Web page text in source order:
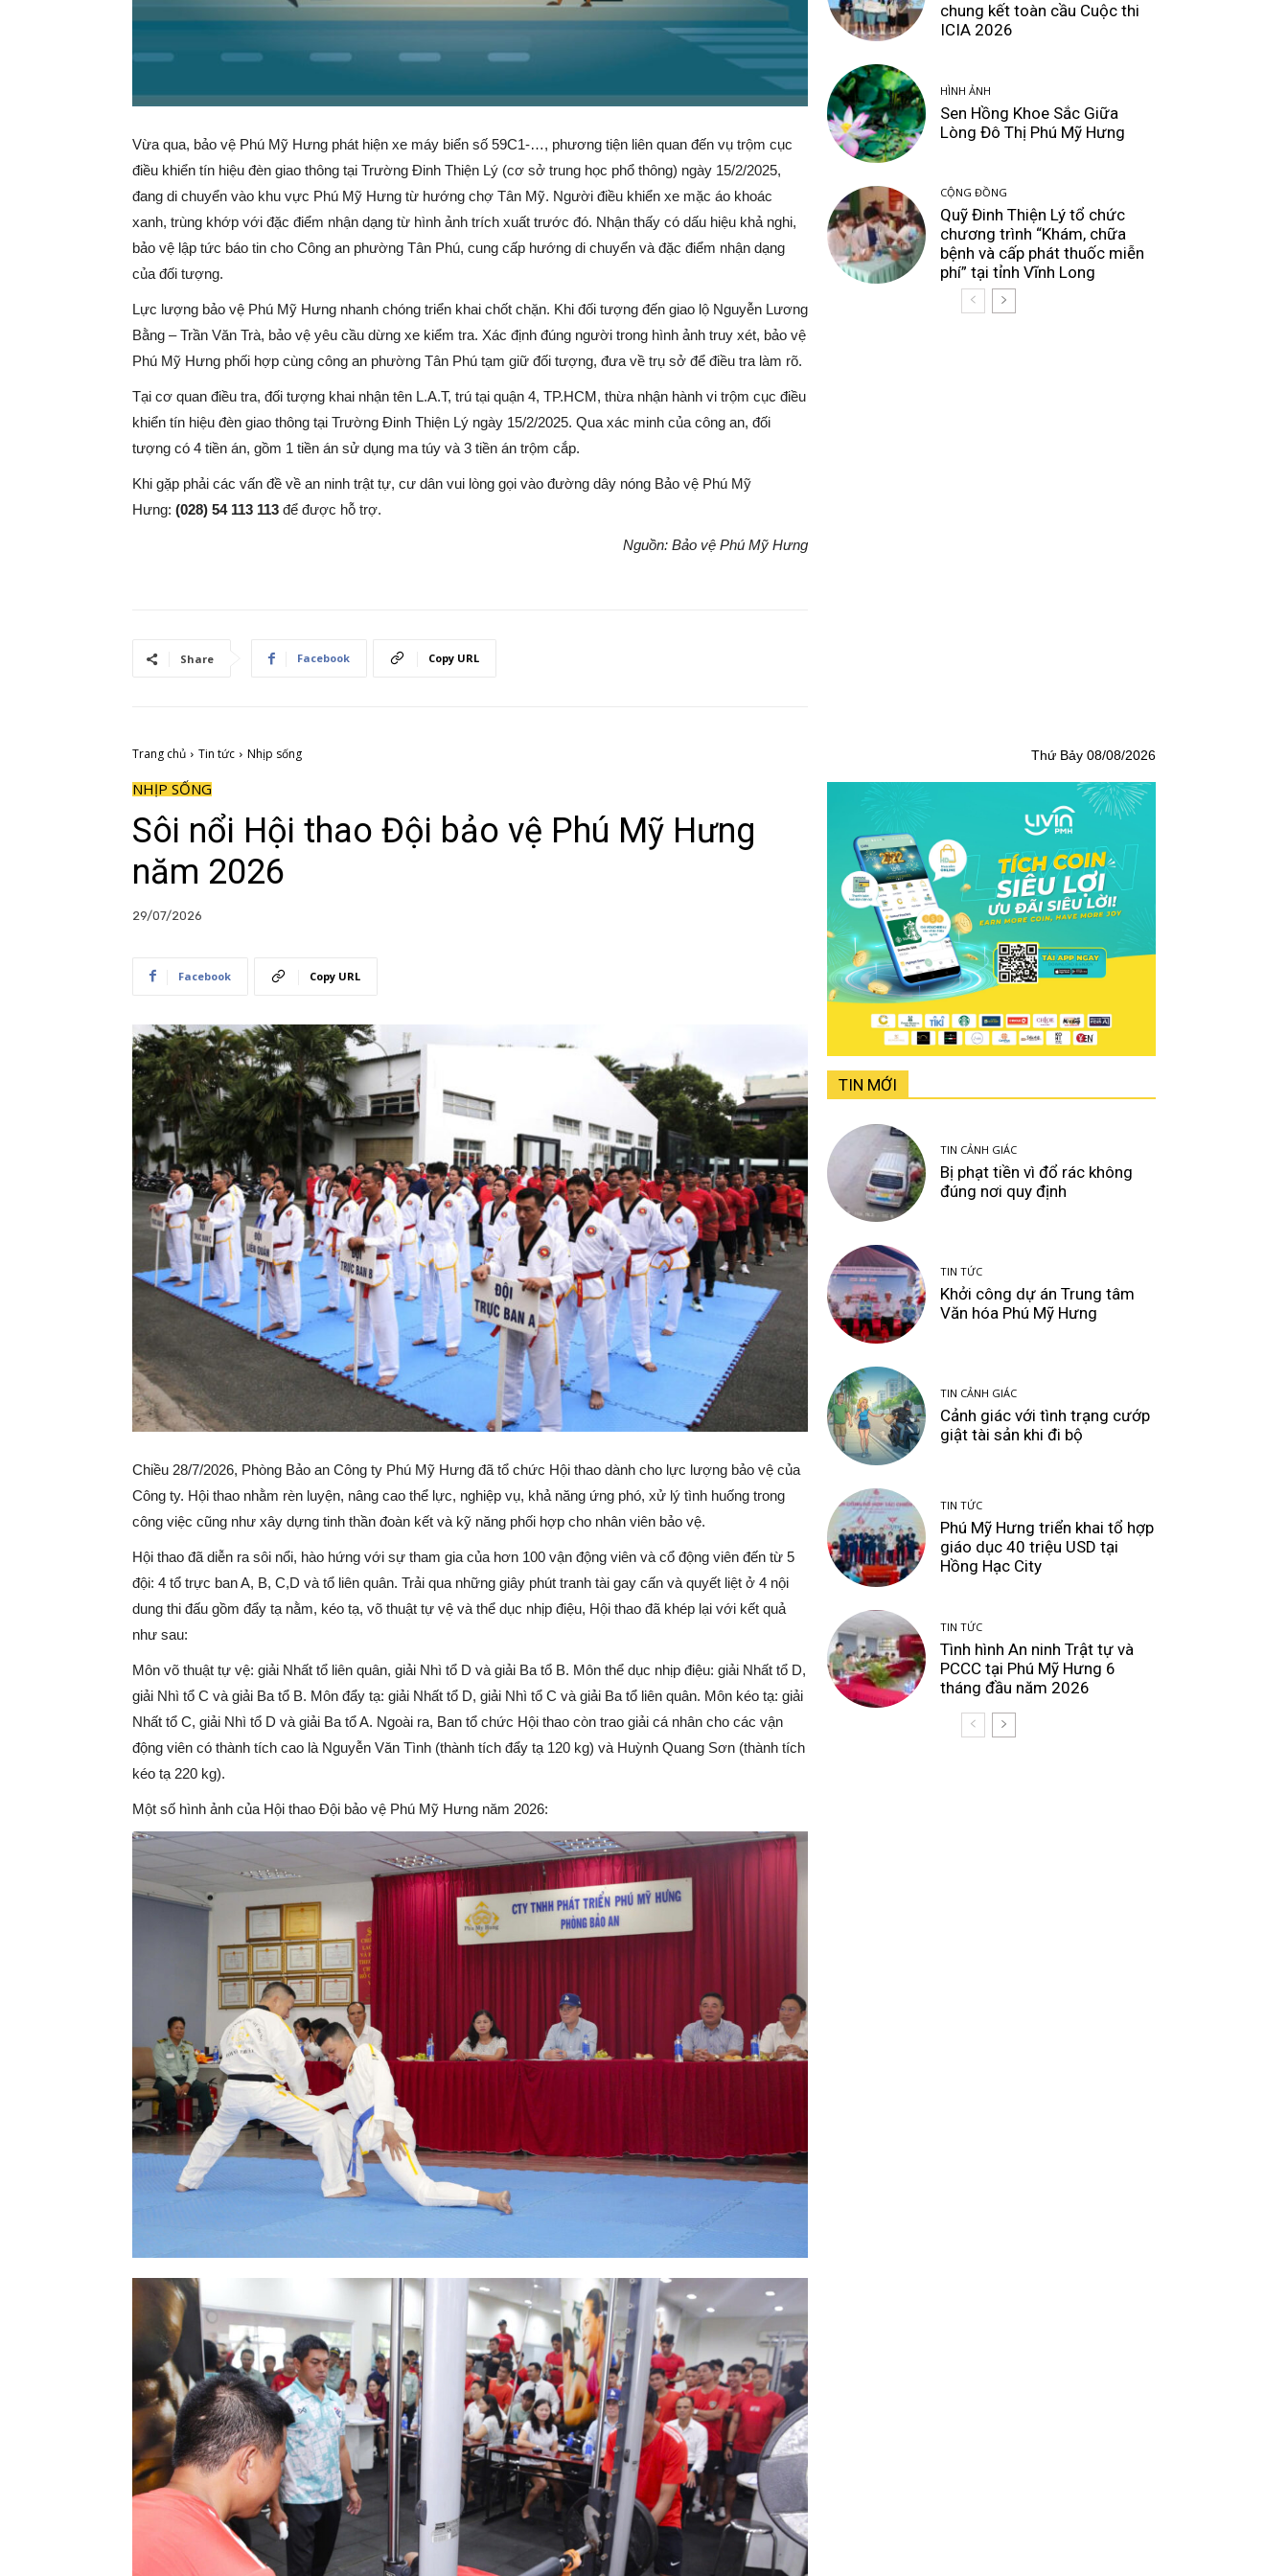
Vừa qua, bảo vệ Phú Mỹ Hưng phát hiện xe máy biển số 59C1-…, phương tiện liên quan đến vụ trộm cục
điều khiển tín hiệu đèn giao thông tại Trường Đinh Thiện Lý (cơ sở trung học phổ thông) ngày 15/2/2025,
đang di chuyển vào khu vực Phú Mỹ Hưng từ hướng chợ Tân Mỹ. Người điều khiển xe mặc áo khoác
xanh, trùng khớp với đặc điểm nhận dạng từ hình ảnh trích xuất trước đó. Nhận thấy có dấu hiệu khả nghi,
bảo vệ lập tức báo tin cho Công an phường Tân Phú, cung cấp hướng di chuyển và đặc điểm nhận dạng
của đối tượng.
Lực lượng bảo vệ Phú Mỹ Hưng nhanh chóng triển khai chốt chặn. Khi đối tượng đến giao lộ Nguyễn Lương
Bằng – Trần Văn Trà, bảo vệ yêu cầu dừng xe kiểm tra. Xác định đúng người trong hình ảnh truy xét, bảo vệ
Phú Mỹ Hưng phối hợp cùng công an phường Tân Phú tạm giữ đối tượng, đưa về trụ sở để điều tra làm rõ.
Tại cơ quan điều tra, đối tượng khai nhận tên L.A.T, trú tại quận 4, TP.HCM, thừa nhận hành vi trộm cục điều
khiển tín hiệu đèn giao thông tại Trường Đinh Thiện Lý ngày 15/2/2025. Qua xác minh của công an, đối
tượng có 4 tiền án, gồm 1 tiền án sử dụng ma túy và 3 tiền án trộm cắp.
Khi gặp phải các vấn đề về an ninh trật tự, cư dân vui lòng gọi vào đường dây nóng Bảo vệ Phú Mỹ
Hưng: (028) 54 113 113 để được hỗ trợ.
Nguồn: Bảo vệ Phú Mỹ Hưng
Share Facebook Copy URL
chung kết toàn cầu Cuộc thi
ICIA 2026
HÌNH ẢNH
Sen Hồng Khoe Sắc Giữa
Lòng Đô Thị Phú Mỹ Hưng
CỘNG ĐỒNG
Quỹ Đinh Thiện Lý tổ chức
chương trình “Khám, chữa
bệnh và cấp phát thuốc miễn
phí” tại tỉnh Vĩnh Long